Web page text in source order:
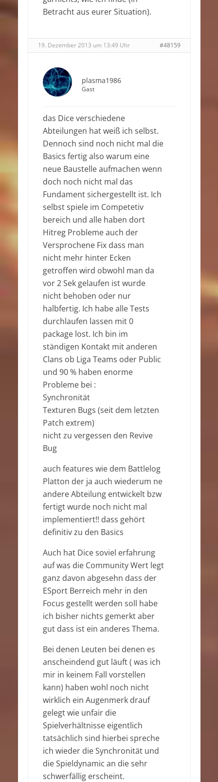
Betracht aus eurer Situation).
19. Dezember 2013 um 13:49 Uhr #48159
plasma1986
Gast
das Dice verschiedene
Abteilungen hat weiß ich selbst.
Dennoch sind noch nicht mal die
Basics fertig also warum eine
neue Baustelle aufmachen wenn
doch noch nicht mal das
Fundament sichergestellt ist. Ich
selbst spiele im Competetiv
bereich und alle haben dort
Hitreg Probleme auch der
Versprochene Fix dass man
nicht mehr hinter Ecken
getroffen wird obwohl man da
vor 2 Sek gelaufen ist wurde
nicht behoben oder nur
halbfertig. Ich habe alle Tests
durchlaufen lassen mit 0
package lost. Ich bin im
ständigen Kontakt mit anderen
Clans ob Liga Teams oder Public
und 90 % haben enorme
Probleme bei :
Synchronität
Texturen Bugs (seit dem letzten
Patch extrem)
nicht zu vergessen den Revive
Bug
auch features wie dem Battlelog
Platton der ja auch wiederum ne
andere Abteilung entwickelt bzw
fertigt wurde noch nicht mal
implementiert!! dass gehört
definitiv zu den Basics
Auch hat Dice soviel erfahrung
auf was die Community Wert legt
ganz davon abgesehn dass der
ESport Berreich mehr in den
Focus gestellt werden soll habe
ich bisher nichts gemerkt aber
gut dass ist ein anderes Thema.
Bei denen Leuten bei denen es
anscheindend gut läuft ( was ich
mir in keinem Fall vorstellen
kann) haben wohl noch nicht
wirklich ein Augenmerk drauf
gelegt wie unfair die
Spielverhältnisse eigentlich
tatsächlich sind hierbei spreche
ich wieder die Synchronität und
die Spieldynamic an die sehr
schwerfällig erscheint.